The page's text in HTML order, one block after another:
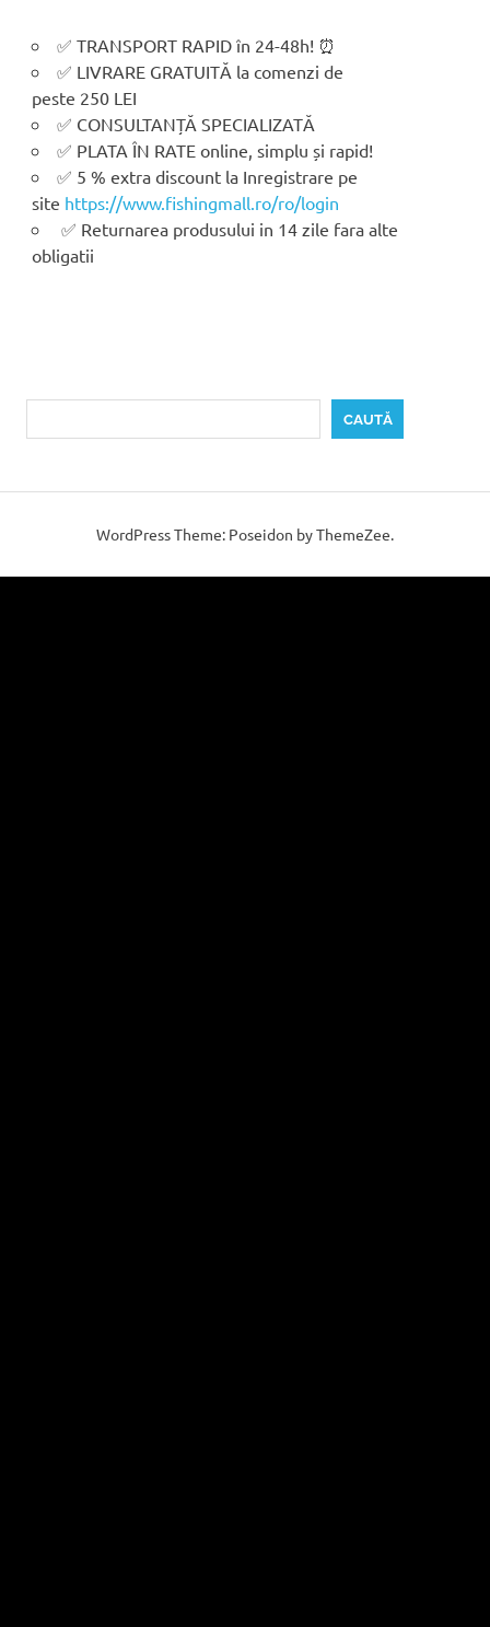
✅ TRANSPORT RAPID în 24-48h! ⏰
✅ LIVRARE GRATUITĂ la comenzi de
peste 250 LEI
✅ CONSULTANȚĂ SPECIALIZATĂ
✅ PLATA ÎN RATE online, simplu și rapid!
✅ 5 % extra discount la Inregistrare pe
site https://www.fishingmall.ro/ro/login
✅ Returnarea produsului in 14 zile fara alte
obligatii
CAUTĂ
WordPress Theme: Poseidon by ThemeZee.